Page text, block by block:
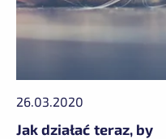
26.03.2020
Jak działać teraz, by